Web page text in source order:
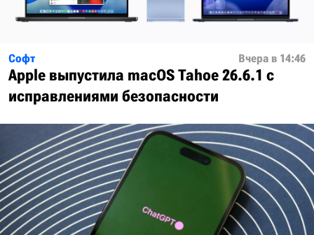
Софт Вчера в 14:46
Apple выпустила macOS Tahoe 26.6.1 с
исправлениями безопасности